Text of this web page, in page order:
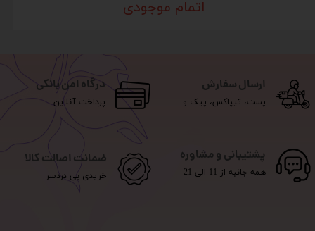
اتمام موجودی
ارسال سفارش
پست، تیپاکس، پیک و...
درگاه امن بانکی
پرداخت آنلاین
پشتیبانی و مشاوره
همه جانبه از 11 الی 21
ضمانت اصالت کالا
خریدی بی دردسر